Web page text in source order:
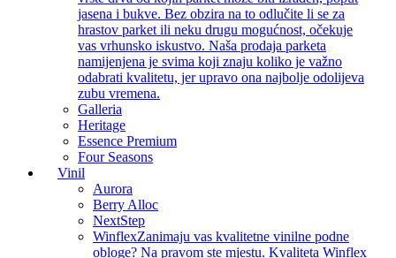
jasena i bukve. Bez obzira na to odlučite li se za
hrastov parket ili neku drugu mogućnost, očekuje
vas vrhunsko iskustvo. Naša prodaja parketa
namijenjena je svima koji znaju koliko je važno
odabrati kvalitetu, jer upravo ona najbolje odolijeva
zubu vremena.
Galleria
Heritage
Essence Premium
Four Seasons
Vinil
Aurora
Berry Alloc
NextStep
WinflexZanimaju vas kvalitetne vinilne podne
obloge? Na pravom ste mjestu. Kvaliteta Winflex